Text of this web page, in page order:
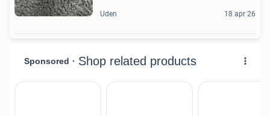
Uden 18 apr 26